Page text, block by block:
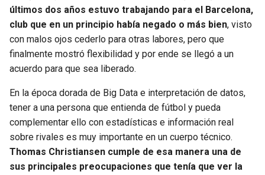
PANTHERS
SAINTS
BUCCANEERS
JAZZ
últimos dos años estuvo trabajando para el Barcelona,
club que en un principio había negado o más bien, visto
con malos ojos cederlo para otras labores, pero que
finalmente mostró flexibilidad y por ende se llegó a un
acuerdo para que sea liberado.
En la época dorada de Big Data e interpretación de datos,
tener a una persona que entienda de fútbol y pueda
complementar ello con estadísticas e información real
sobre rivales es muy importante en un cuerpo técnico.
Thomas Christiansen cumple de esa manera una de
sus principales preocupaciones que tenía que ver la